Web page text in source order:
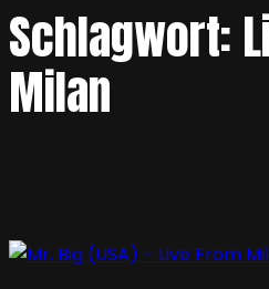
Schlagwort:
Milan